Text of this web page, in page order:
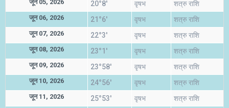
जून 05, 2026 20°8' वृषभ शत्रु राशि
जून 06, 2026 21°6' वृषभ शत्रु राशि
जून 07, 2026 22°3' वृषभ शत्रु राशि
जून 08, 2026 23°1' वृषभ शत्रु राशि
जून 09, 2026 23°58' वृषभ शत्रु राशि
जून 10, 2026 24°56' वृषभ शत्रु राशि
जून 11, 2026 25°53' वृषभ शत्रु राशि